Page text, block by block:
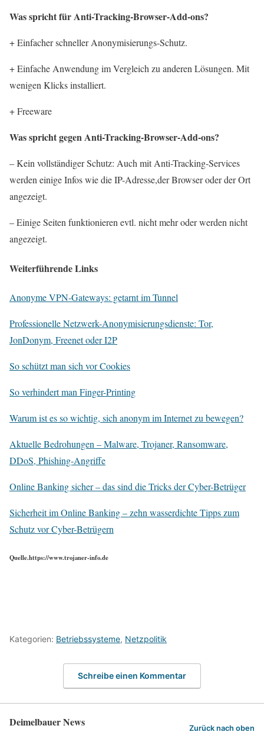
Was spricht für Anti-Tracking-Browser-Add-ons?
+ Einfacher schneller Anonymisierungs-Schutz.
+ Einfache Anwendung im Vergleich zu anderen Lösungen. Mit
wenigen Klicks installiert.
+ Freeware
Was spricht gegen Anti-Tracking-Browser-Add-ons?
– Kein vollständiger Schutz: Auch mit Anti-Tracking-Services
werden einige Infos wie die IP-Adresse,der Browser oder der Ort
angezeigt.
– Einige Seiten funktionieren evtl. nicht mehr oder werden nicht
angezeigt.
Weiterführende Links
Anonyme VPN-Gateways: getarnt im Tunnel
Professionelle Netzwerk-Anonymisierungsdienste: Tor,
JonDonym, Freenet oder I2P
So schützt man sich vor Cookies
So verhindert man Finger-Printing
Warum ist es so wichtig, sich anonym im Internet zu bewegen?
Aktuelle Bedrohungen – Malware, Trojaner, Ransomware,
DDoS, Phishing-Angriffe
Online Banking sicher – das sind die Tricks der Cyber-Betrüger
Sicherheit im Online Banking – zehn wasserdichte Tipps zum
Schutz vor Cyber-Betrügern
Quelle.https://www.trojaner-info.de
Kategorien: Betriebssysteme, Netzpolitik
Schreibe einen Kommentar
Deimelbauer News Zurück nach oben